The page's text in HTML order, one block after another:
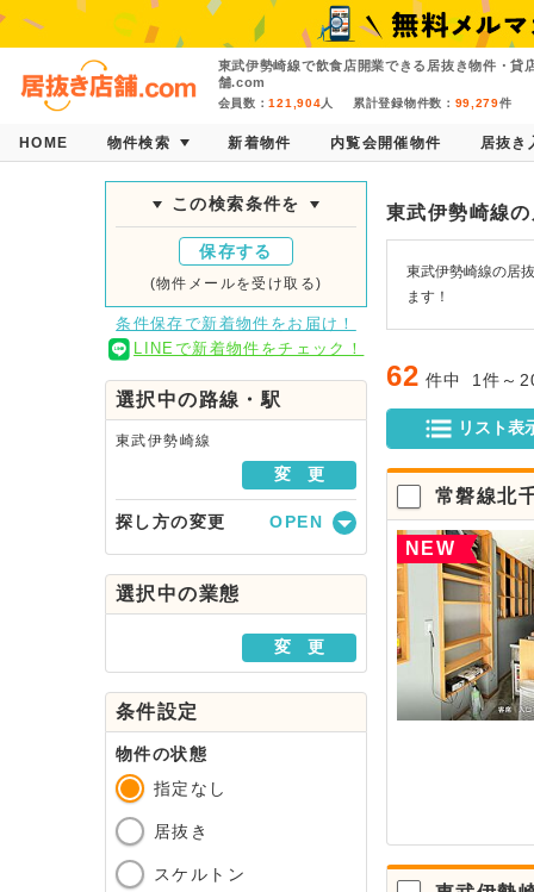
東武伊勢崎線で飲食店開業できる居抜き物件・貸
舗.com
会員数：121,904人 累計登録物件数： 99,279件
HOME 物件検索 新着物件 内覧会開催物件 居抜き
この検索条件を
保存する
(物件メールを受け取る)
条件保存で新着物件をお届け！
LINEで新着物件をチェック！
選択中の路線・駅
東武伊勢崎線
変 更
探し方の変更
駅・路線から探す
地域から探す
選択中の業態
変 更
条件設定
物件の状態
指定なし
居抜き
スケルトン
東武伊勢崎線
東武伊勢崎線の居
ます！
62 件中 1件～
リスト表
常磐線北
NEW